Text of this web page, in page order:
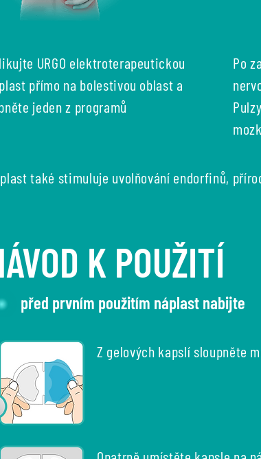
URGO elektroterapeutickou
přímo na bolestivou oblast a
jeden z programů
Po
také stimuluje uvolňování endorfinů,
K POUŽITÍ
před prvním použitím náplast nabijte
Z gelových kapslí sloupněte